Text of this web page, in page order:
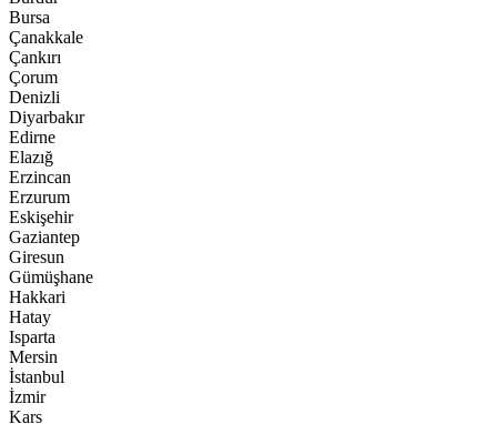
Bursa
Çanakkale
Çankırı
Çorum
Denizli
Diyarbakır
Edirne
Elazığ
Erzincan
Erzurum
Eskişehir
Gaziantep
Giresun
Gümüşhane
Hakkari
Hatay
Isparta
Mersin
İstanbul
İzmir
Kars